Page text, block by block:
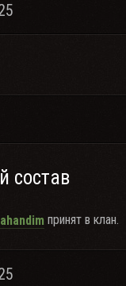
состав
принят в клан.